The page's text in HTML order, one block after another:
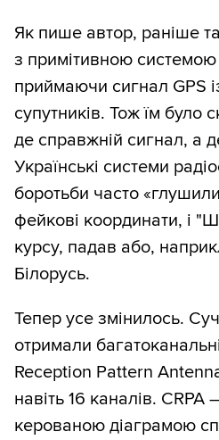
Як пише автор, раніше
з примітивною системою
приймаючи сигнал GPS
супутників. Тож їм було
де справжній сигнал, а
Українські системи
боротьби часто
фейкові координати, і
курсу, падав або,
Білорусь.
Тепер усе змінилось.
отримали
Reception Pattern
навіть 16 каналів.
керованою діаграмою